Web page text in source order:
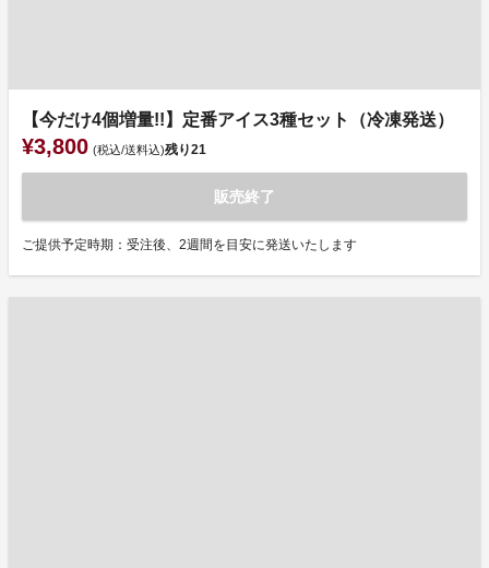
【今だけ4個増量!!】定番アイス3種セット（冷凍発送）
¥3,800 (税込/送料込)残り21
販売終了
ご提供予定時期：受注後、2週間を目安に発送いたします